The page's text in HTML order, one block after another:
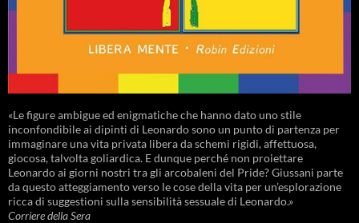
«Le figure ambigue ed enigmatiche che hanno dato uno stile
inconfondibile ai dipinti di Leonardo sono un punto di partenza per
immaginare una vita privata libera da schemi rigidi, affettuosa,
giocosa, talvolta goliardica. E dunque perché non proiettare
Leonardo ai giorni nostri tra gli arcobaleni del Pride? Giussani parte
da questo atteggiamento verso le cose della vita per un’esplorazione
ricca di suggestioni sulla sensibilità sessuale di Leonardo.»
Corriere della Sera